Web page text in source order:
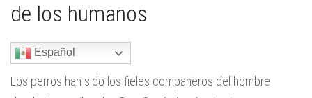
de los humanos
Español
Los perros han sido los fieles compañeros del hombre